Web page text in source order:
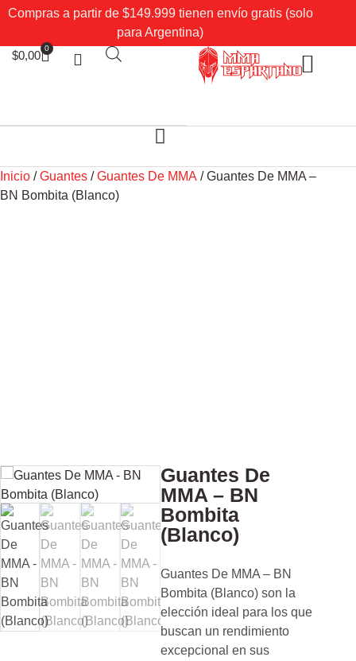
Compras a partir de $149.999 tienen envío gratis (solo
para Argentina)
$0,00
0
Inicio /Guantes /Guantes De MMA / Guantes De MMA –
BN Bombita (Blanco)
Guantes De
MMA – BN
Bombita
(Blanco)
Guantes De MMA – BN
Bombita (Blanco) son la
elección ideal para los que
buscan un rendimiento
excepcional en sus